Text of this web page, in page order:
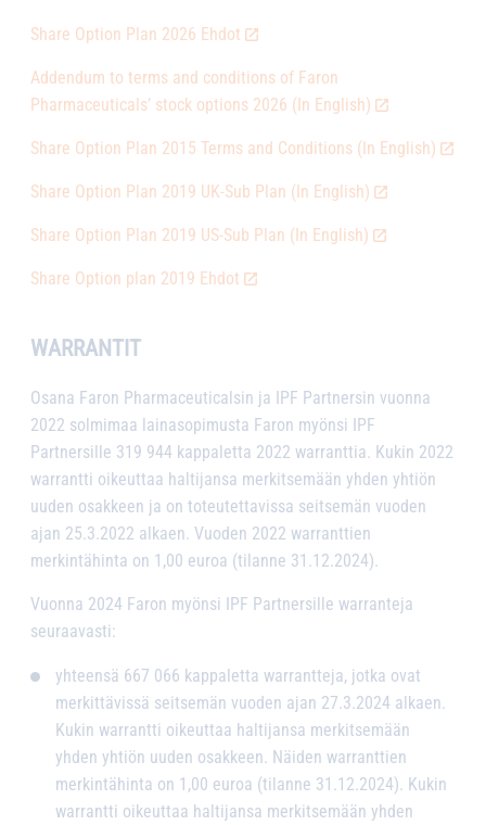
Share Option Plan 2026 Ehdot
Addendum to terms and conditions of Faron
Pharmaceuticals’ stock options 2026 (In English)
Share Option Plan 2015 Terms and Conditions (In English)
Share Option Plan 2019 UK-Sub Plan (In English)
Share Option Plan 2019 US-Sub Plan (In English)
Share Option plan 2019 Ehdot
WARRANTIT
Osana Faron Pharmaceuticalsin ja IPF Partnersin vuonna
2022 solmimaa lainasopimusta Faron myönsi IPF
Partnersille 319 944 kappaletta 2022 warranttia. Kukin 2022
warrantti oikeuttaa haltijansa merkitsemään yhden yhtiön
uuden osakkeen ja on toteutettavissa seitsemän vuoden
ajan 25.3.2022 alkaen. Vuoden 2022 warranttien
merkintähinta on 1,00 euroa (tilanne 31.12.2024).
Vuonna 2024 Faron myönsi IPF Partnersille warranteja
seuraavasti:
yhteensä 667 066 kappaletta warrantteja, jotka ovat
merkittävissä seitsemän vuoden ajan 27.3.2024 alkaen.
Kukin warrantti oikeuttaa haltijansa merkitsemään
yhden yhtiön uuden osakkeen. Näiden warranttien
merkintähinta on 1,00 euroa (tilanne 31.12.2024). Kukin
warrantti oikeuttaa haltijansa merkitsemään yhden